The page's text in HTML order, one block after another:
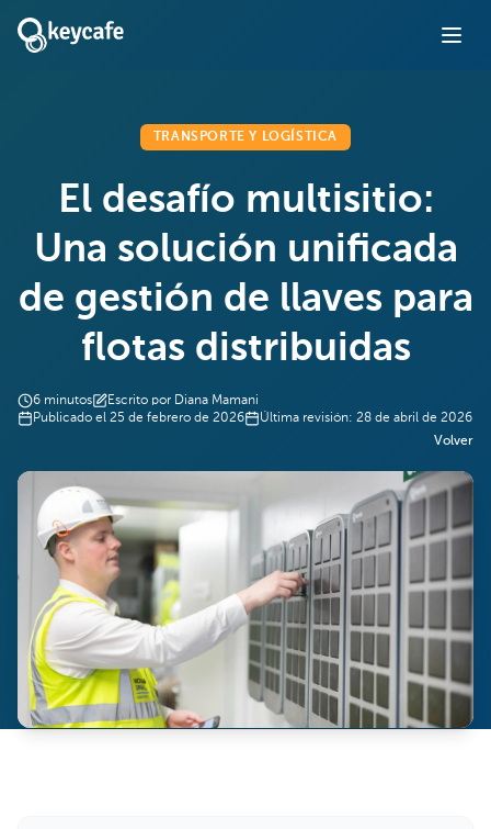
TRANSPORTE Y LOGÍSTICA
El desafío multisitio:
Una solución unificada
de gestión de llaves para
flotas distribuidas
6 minutos Escrito por Diana Mamani
Publicado el 25 de febrero de 2026 Última revisión: 28 de abril de 2026
Volver